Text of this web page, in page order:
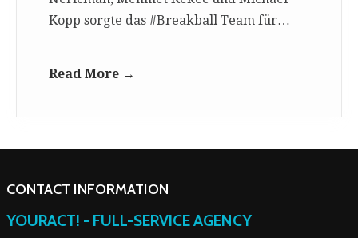
Kopp sorgte das #Breakball Team für…
Read More →
CONTACT INFORMATION
YOURACT! - FULL-SERVICE AGENCY